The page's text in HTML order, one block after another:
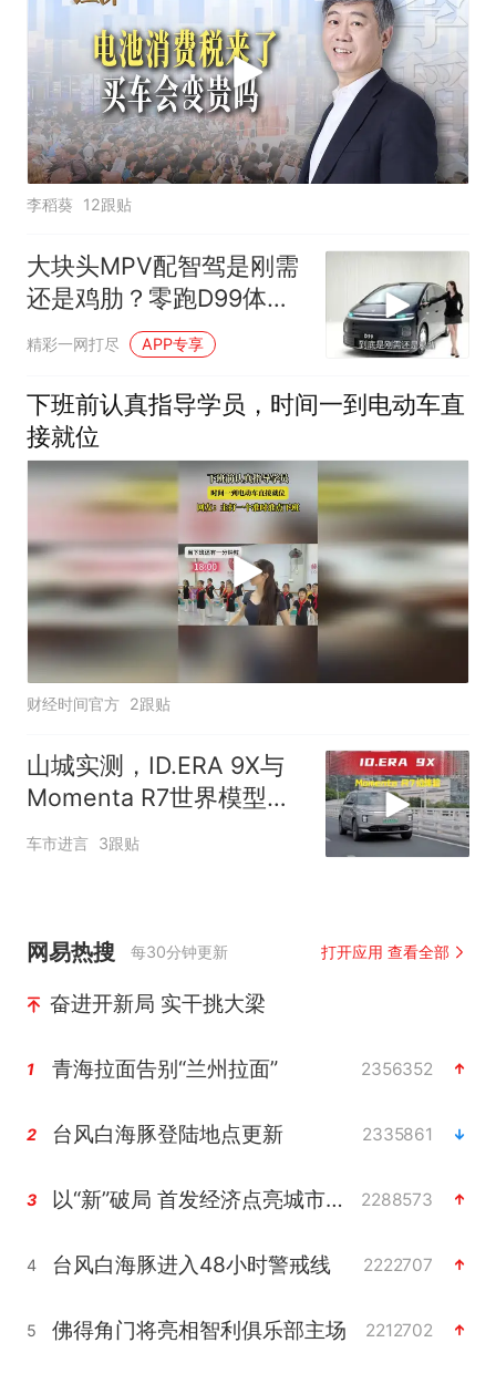
李稻葵 12跟贴
大块头MPV配智驾是刚需
还是鸡肋？零跑D99体验
解析
精彩一网打尽 APP专享
下班前认真指导学员，时间一到电动车直
接就位
财经时间官方 2跟贴
山城实测，ID.ERA 9X与
Momenta R7世界模型会
擦出怎样的火花？
车市进言 3跟贴
网易热搜 每30分钟更新 打开应用 查看全部
奋进开新局 实干挑大梁
1 青海拉面告别“兰州拉面” 2356352
2 台风白海豚登陆地点更新 2335861
3 以“新”破局 首发经济点亮城市消费活力 2288573
4 台风白海豚进入48小时警戒线 2222707
5 佛得角门将亮相智利俱乐部主场 2212702